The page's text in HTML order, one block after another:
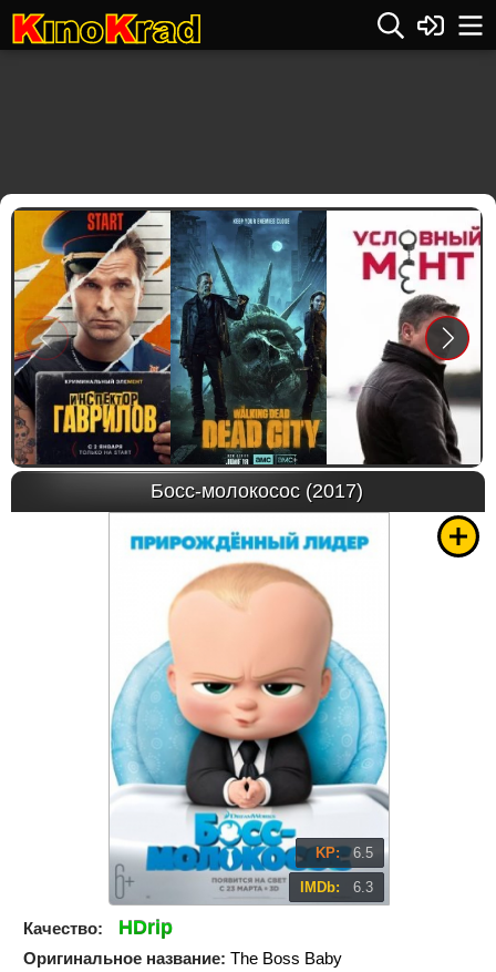
Босс-молокосос (2017)
KP: 6.5
IMDb: 6.3
Качество: HDrip
Оригинальное название: The Boss Baby
Previous Next